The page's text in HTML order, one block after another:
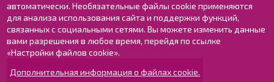
автоматически. Необязательные файлы cookie применяются
для анализа использования сайта и поддержки функций,
связанных с социальными сетями. Вы можете изменить данные
вами разрешения в любое время, перейдя по ссылке
«Настройки файлов cookie».
Дополнительная информация о файлах cookie.
Карта с указателями
Раахе в Facebook
Раахе в Instagram